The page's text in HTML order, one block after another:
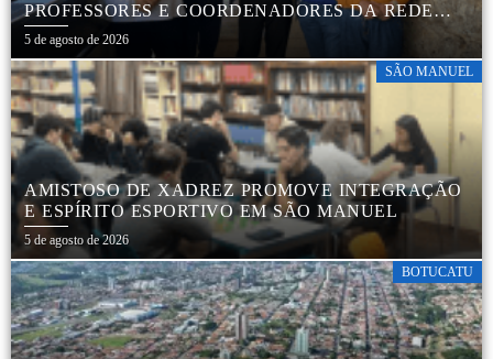
PROFESSORES E COORDENADORES DA REDE
MUNICIPAL
5 de agosto de 2026
SÃO MANUEL
AMISTOSO DE XADREZ PROMOVE INTEGRAÇÃO
E ESPÍRITO ESPORTIVO EM SÃO MANUEL
5 de agosto de 2026
BOTUCATU